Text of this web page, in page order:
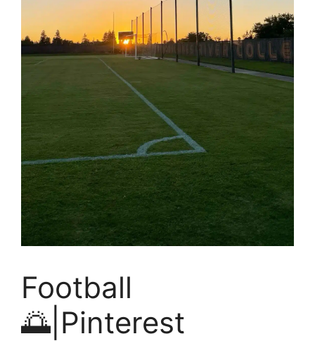
Football
🌅|Pinterest